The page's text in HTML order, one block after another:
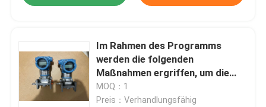
Im Rahmen des Programms
werden die folgenden
Maßnahmen ergriffen, um die
Verringerung der
Schadstoffbelastung zu
MOQ：1
Preis：Verhandlungsfähig